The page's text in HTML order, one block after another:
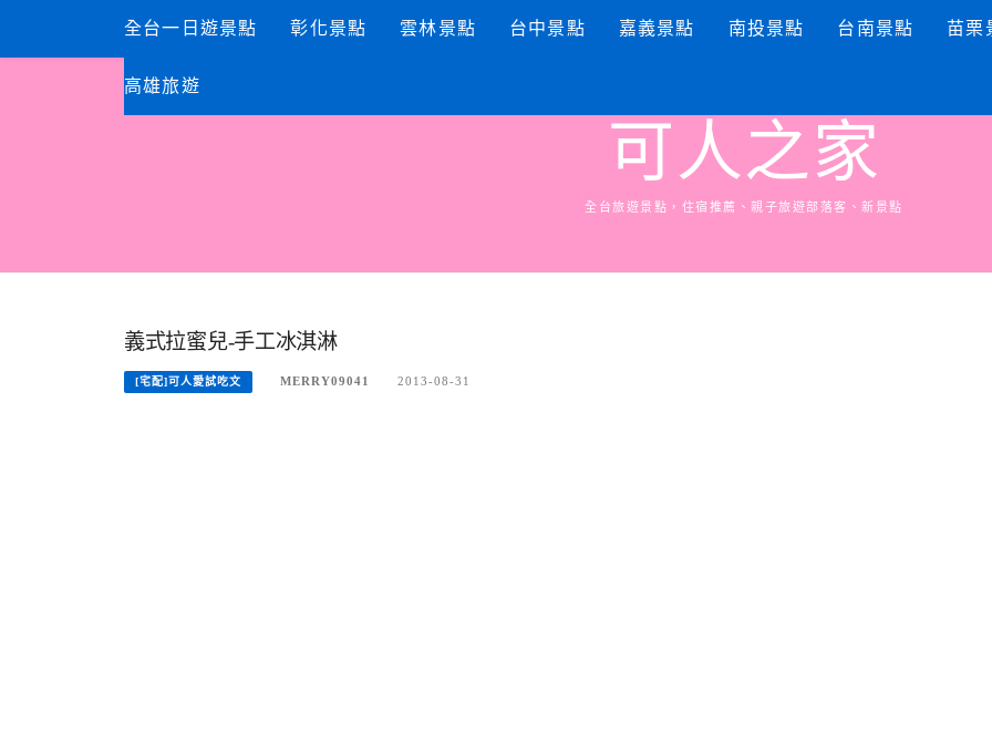
content
全台一日遊景點 彰化景點 雲林景點 台中景點 嘉義景點 南投景點 台南景點 苗栗
高雄旅遊
可人之家
全台旅遊景點，住宿推薦、親子旅遊部落客、新景點
義式拉蜜兒-手工冰淇淋
[宅配]可人愛試吃文 MERRY09041 2013-08-31